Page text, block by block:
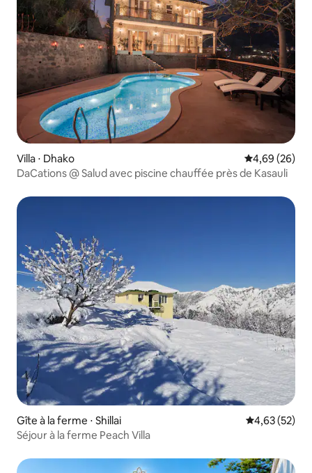
Villa ⋅ Dhako Évaluation
4,69 (26)
DaCations @ Salud avec piscine chauffée près de Kasauli
Gîte à la ferme ⋅ Shillai Évaluation
4,63 (52)
Séjour à la ferme Peach Villa